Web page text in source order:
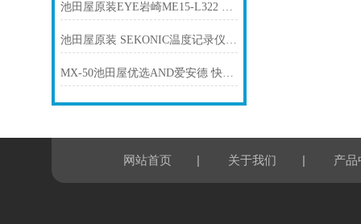
池田屋原装EYE岩崎ME15-L322 卤素灯产品介绍技术参数
池田屋原装 SEKONIC温度记录仪 ST-50A产品介绍技术参
MX-50池田屋优选AND爱安德 快速卤素水分检测仪器100V
网站首页 | 关于我们 | 产品